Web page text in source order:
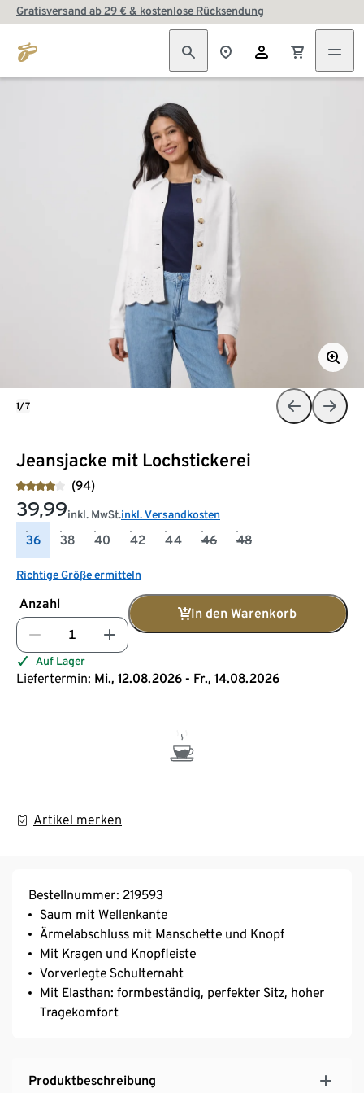
Gratisversand ab 29 € & kostenlose Rücksendung
Jeansjacke mit Lochstickerei
(94)
39,99inkl. MwSt.inkl. Versandkosten
36 38 40 42 44 46 48
Richtige Größe ermitteln
Anzahl
In den Warenkorb
Auf Lager
Liefertermin: Mi., 12.08.2026 - Fr., 14.08.2026
Artikel merken
1/7
Bestellnummer: 219593
Saum mit Wellenkante
Ärmelabschluss mit Manschette und Knopf
Mit Kragen und Knopfleiste
Vorverlegte Schulternaht
Mit Elasthan: formbeständig, perfekter Sitz, hoher
Tragekomfort
Produktbeschreibung